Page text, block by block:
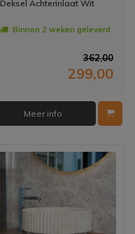
Deksel Achterinlaat Wit
Binnen 2 weken geleverd
362,00
299,00
Meer info